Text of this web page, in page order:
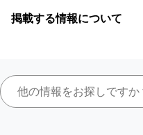
掲載する情報について